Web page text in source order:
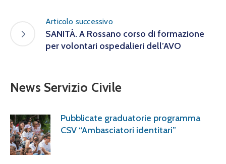
Articolo successivo
SANITÀ. A Rossano corso di formazione
per volontari ospedalieri dell’AVO
News Servizio Civile
Pubblicate graduatorie programma
CSV “Ambasciatori identitari”